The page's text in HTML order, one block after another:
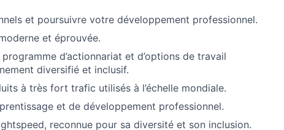
et poursuivre votre développement professionnel.
et éprouvée.
d’actionnariat et d’options de travail
diversifié et inclusif.
à très fort trafic utilisés à l’échelle mondiale.
et de développement professionnel.
reconnue pour sa diversité et son inclusion.